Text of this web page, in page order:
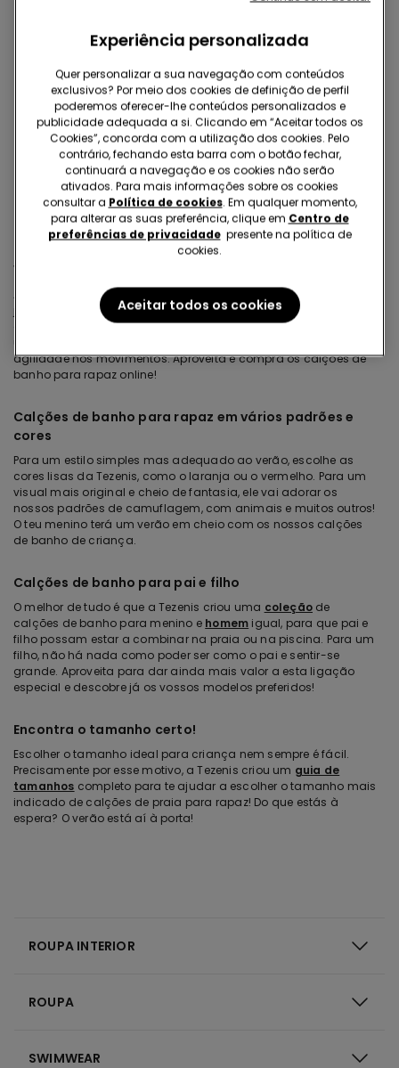
Calções de banho para rapaz
A coleção de calções de banho para menino da Tezenis
propõe os modelos mais estilosos deste verão. Temos a
certeza que ele vai adorar! Escolhe entre vários
modelos, cores e padrões e deixa que ele se divirta ao
máximo na praia ou na piscina. Todos os nossos calções
de banho para rapaz garantem conforto e
funcionalidade para um dia de verão cheio de
brincadeira e diversão!
Várias opções de calções de banho para menino
A Tezenis pensou em tudo! Escolhe entre os calções de banho
justos ou largos, com estampado ou lisos e as sungas
e garante a máxima diversão! Todos os nossos modelos têm
agilidade nos movimentos. Aproveita e compra os calções de
banho para rapaz online!
Calções de banho para rapaz em vários padrões e
cores
Para um estilo simples mas adequado ao verão, escolhe as
cores lisas da Tezenis, como o laranja ou o vermelho. Para um
visual mais original e cheio de fantasia, ele vai adorar os
nossos padrões de camuflagem, com animais e muitos outros!
O teu menino terá um verão em cheio com os nossos calções
de banho de criança.
Calções de banho para pai e filho
O melhor de tudo é que a Tezenis criou uma coleção de
calções de banho para menino e homem igual, para que pai e
filho possam estar a combinar na praia ou na piscina. Para um
filho, não há nada como poder ser como o pai e sentir-se
grande. Aproveita para dar ainda mais valor a esta ligação
especial e descobre já os vossos modelos preferidos!
Encontra o tamanho certo!
Escolher o tamanho ideal para criança nem sempre é fácil.
Precisamente por esse motivo, a Tezenis criou um guia de
tamanhos completo para te ajudar a escolher o tamanho mais
indicado de calções de praia para rapaz! Do que estás à
espera? O verão está aí à porta!
ROUPA INTERIOR
ROUPA
SWIMWEAR
Experiência personalizada
Quer personalizar a sua navegação com conteúdos
exclusivos? Por meio dos cookies de definição de perfil
poderemos oferecer-lhe conteúdos personalizados e
publicidade adequada a si. Clicando em “Aceitar todos os
Cookies”, concorda com a utilização dos cookies. Pelo
contrário, fechando esta barra com o botão fechar,
continuará a navegação e os cookies não serão
ativados. Para mais informações sobre os cookies
consultar a Política de cookies. Em qualquer momento,
para alterar as suas preferência, clique em Centro de
preferências de privacidadepresente na política de
cookies.
Aceitar todos os cookies